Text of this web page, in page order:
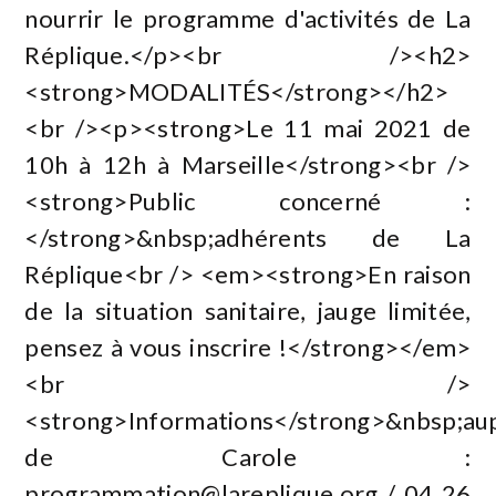
nourrir le programme d'activités de La
Réplique.</p><br /><h2>
<strong>MODALITÉS</strong></h2>
<br /><p><strong>Le 11 mai 2021 de
10h à 12h à Marseille</strong><br />
<strong>Public concerné :
</strong>&nbsp;adhérents de La
Réplique<br /> <em><strong>En raison
de la situation sanitaire, jauge limitée,
pensez à vous inscrire !</strong></em>
<br />
<strong>Informations</
de Carole :